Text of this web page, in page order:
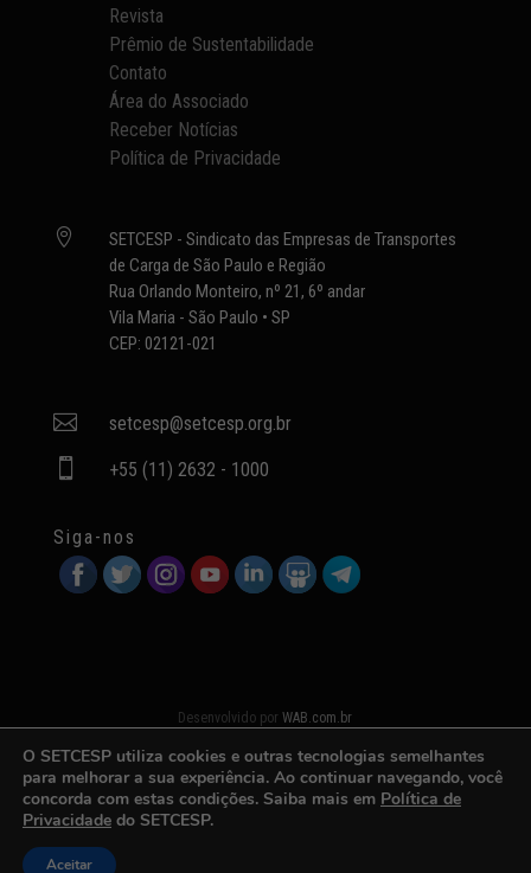
Revista
Prêmio de Sustentabilidade
Contato
Área do Associado
Receber Notícias
Política de Privacidade

SETCESP - Sindicato das Empresas de Transportes
de Carga de São Paulo e Região
Rua Orlando Monteiro, nº 21, 6º andar
Vila Maria - São Paulo • SP
CEP: 02121-021
 setcesp@setcesp.org.br
 +55 (11) 2632 - 1000
Siga-nos
Desenvolvido porWAB.com.br
O SETCESP utiliza cookies e outras tecnologias semelhantes
para melhorar a sua experiência. Ao continuar navegando, você
concorda com estas condições. Saiba mais em Política de
Privacidade do SETCESP.
Aceitar